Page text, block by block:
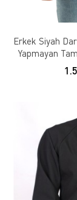
Erkek Siyah
Yapmayan